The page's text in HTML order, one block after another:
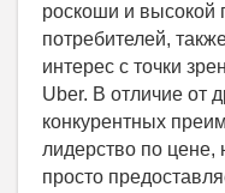
роскоши и высокой
потребителей,
интерес с точки
Uber. В отличие от
конкурентных
лидерство по
просто